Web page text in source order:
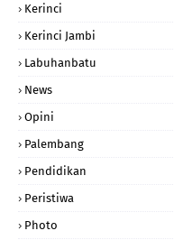
Kerinci
Kerinci Jambi
Labuhanbatu
News
Opini
Palembang
Pendidikan
Peristiwa
Photo